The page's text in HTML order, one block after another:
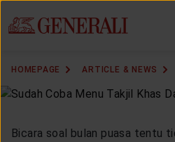
HOMEPAGE ARTICLE & NEWS
Bicara soal bulan puasa tentu
CHANGE LANGUAGE